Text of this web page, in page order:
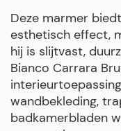
Deze marmer
esthetisch effect,
hij is slijtvast,
Bianco Carrara
wandbekleding,
badkamerbladen